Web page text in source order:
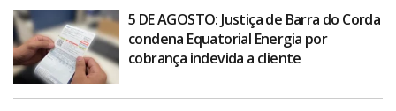
5 DE AGOSTO: Justiça de Barra do Corda
condena Equatorial Energia por
cobrança indevida a cliente